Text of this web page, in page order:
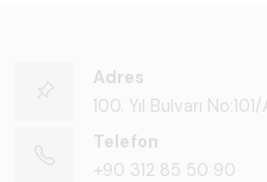
Adres
100. Yıl Bulvarı
Telefon
+90 312 85 50 90